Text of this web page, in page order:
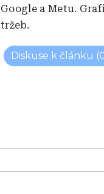
Google a Metu.
tržeb.
Diskuse k článku